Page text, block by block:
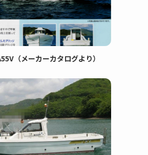
（メーカーカタログより）